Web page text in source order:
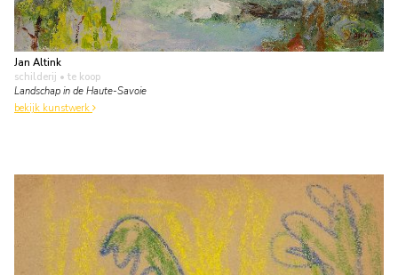
Jan Altink
schilderij • te koop
Landschap in de Haute-Savoie
bekijk kunstwerk